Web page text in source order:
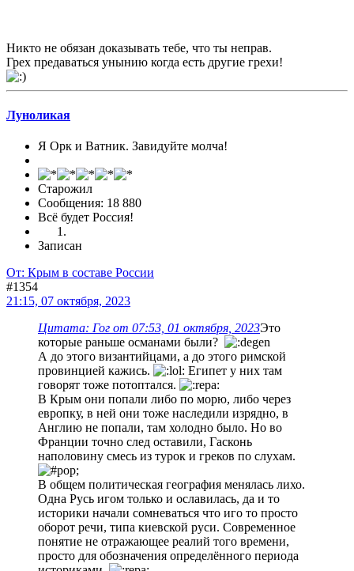
Никто не обязан доказывать тебе, что ты неправ.
Грех предаваться унынию когда есть другие грехи!
Луноликая
Я Орк и Ватник. Завидуйте молча!
Старожил
Сообщения: 18 880
Всё будет Россия!
Записан
От: Крым в составе России
#1354
21:15, 07 октября, 2023
Цитата: Гог от 07:53, 01 октября, 2023Это
которые раньше османами были?
А до этого византийцами, а до этого римской
провинцией кажись.
Египет у них там
говорят тоже потоптался.
В Крым они попали либо по морю, либо через
европку, в ней они тоже наследили изрядно, в
Англию не попали, там холодно было. Но во
Франции точно след оставили, Гасконь
наполовину смесь из турок и греков по слухам.
В общем политическая география менялась лихо.
Одна Русь игом только и ославилась, да и то
историки начали сомневаться что иго то просто
оборот речи, типа киевской руси. Современное
понятие не отражающее реалий того времени,
просто для обозначения определённого периода